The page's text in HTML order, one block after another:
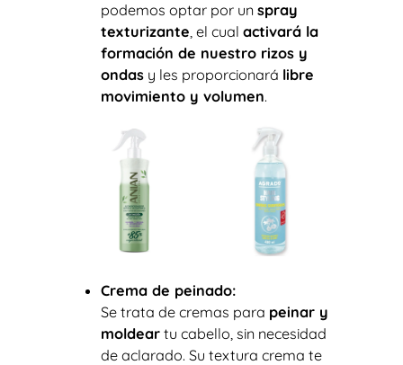
podemos optar por un spray
texturizante, el cual activará la
formación de nuestro rizos y
ondas y les proporcionará libre
movimiento y volumen.
Crema de peinado:
Se trata de cremas para peinar y
moldear tu cabello, sin necesidad
de aclarado. Su textura crema te